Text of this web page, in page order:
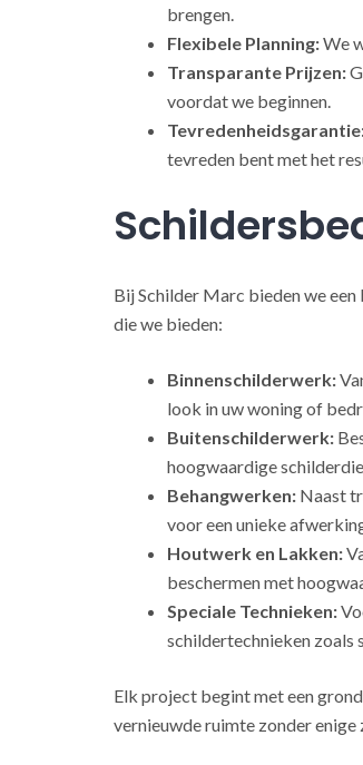
brengen.
Flexibele Planning:We
Transparante Prijzen:
voordat we beginnen.
tevreden bent met het
Bij Schilder Marc bieden we
die we bieden:
Binnenschilderwerk:
look in uw woning of
Buitenschilderwerk:
hoogwaardige
Behangwerken: Naast
voor een unieke
Houtwerk en Lakken:
beschermen met
Speciale Technieken:
schildertechnieken zoals
Elk project begint met een
vernieuwde ruimte zonder enige